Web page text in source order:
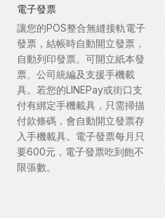
電子發票
讓您的POS整合無縫接軌電子
發票，結帳時自動開立發票，
自動列印發票。可開立紙本發
票、公司統編及支援手機載
具。若您的LINEPay或街口支
付有綁定手機載具，只需掃描
付款條碼，會自動開立發票存
入手機載具。電子發票每月只
要600元，電子發票吃到飽不
限張數。